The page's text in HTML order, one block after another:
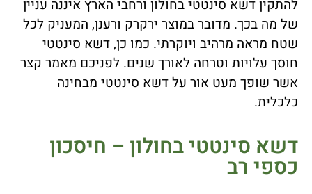
להתקין דשא סינטטי בחולון ורחבי הארץ איננה עניין
של מה בכך. מדובר במוצר ירקרק ורענן, המעניק לכל
שטח מראה מרהיב ויוקרתי. כמו כן, דשא סינטטי
חוסך עלויות וטרחה לאורך שנים. לפניכם מאמר קצר
אשר שופך מעט אור על דשא סינטטי מבחינה
כלכלית.
דשא סינטטי בחולון – חיסכון
כספי רב